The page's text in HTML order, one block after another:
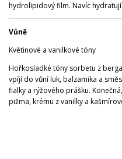
hydrolipidový film. Navíc
Vůně
Květinové a vanilkové tóny
Hořkosladké tóny sorbetu z
vpíjí do vůní luk, balzamika a
fialky a rýžového prášku.
pižma, krému z vanilky a